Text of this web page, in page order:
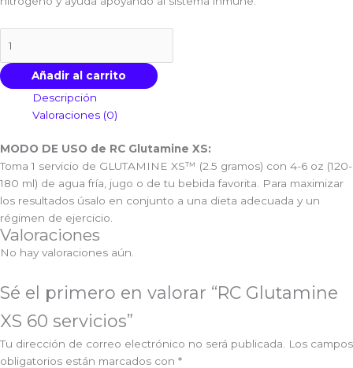
Añadir al carrito
Descripción
Valoraciones (0)
MODO DE USO de RC Glutamine XS:
Toma 1 servicio de GLUTAMINE XS™ (2.5 gramos) con 4-6 oz (120-
180 ml) de agua fría, jugo o de tu bebida favorita. Para maximizar
los resultados úsalo en conjunto a una dieta adecuada y un
régimen de ejercicio.
Valoraciones
No hay valoraciones aún.
Sé el primero en valorar “RC Glutamine
XS 60 servicios”
Tu dirección de correo electrónico no será publicada.
Los campos
obligatorios están marcados con *